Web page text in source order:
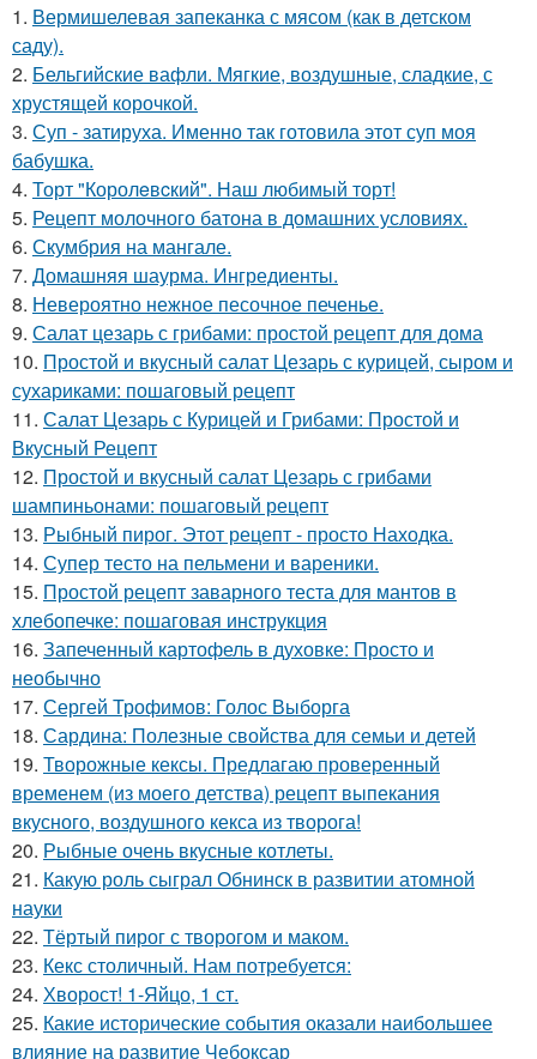
1. Вермишелевая запеканка с мясом (как в детском
саду).
2. Бельгийские вафли. Мягкие, воздушные, сладкие, с
хрустящей корочкой.
3. Суп - затируха. Именно так готовила этот суп моя
бабушка.
4. Торт "Королeвcкий". Наш любимый торт!
5. Рецепт молочного батона в домашних условиях.
6. Скумбрия на мангале.
7. Домашняя шаурма. Ингредиенты.
8. Невероятно нежное песочное печенье.
9. Салат цезарь с грибами: простой рецепт для дома
10. Простой и вкусный салат Цезарь с курицей, сыром и
сухариками: пошаговый рецепт
11. Салат Цезарь с Курицей и Грибами: Простой и
Вкусный Рецепт
12. Простой и вкусный салат Цезарь с грибами
шампиньонами: пошаговый рецепт
13. Рыбный пирог. Этот рецепт - просто Находка.
14. Супер тесто на пельмени и вареники.
15. Простой рецепт заварного теста для мантов в
хлебопечке: пошаговая инструкция
16. Запеченный картофель в духовке: Просто и
необычно
17. Сергей Трофимов: Голос Выборга
18. Сардина: Полезные свойства для семьи и детей
19. Творожные кексы. Предлагаю проверенный
временем (из моего детства) рецепт выпекания
вкусного, воздушного кекса из творога!
20. Рыбные очень вкусные котлеты.
21. Какую роль сыграл Обнинск в развитии атомной
науки
22. Тёртый пирог с творогом и маком.
23. Кекс столичный. Нам потребуется:
24. Хворост! 1-Яйцо, 1 ст.
25. Какие исторические события оказали наибольшее
влияние на развитие Чебоксар